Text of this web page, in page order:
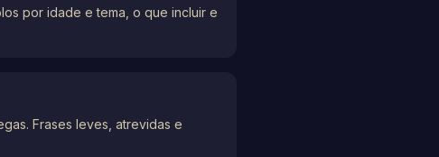
por idade e tema, o que incluir e
Frases leves, atrevidas e